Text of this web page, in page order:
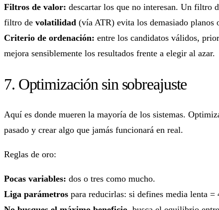
Filtros de valor: descartar los que no interesan. Un filtro
filtro de volatilidad (vía ATR) evita los demasiado planos
Criterio de ordenación: entre los candidatos válidos,
mejora sensiblemente los resultados frente a elegir al azar.
7. Optimización sin sobreajuste
Aquí es donde mueren la mayoría de los sistemas.
pasado y crear algo que jamás funcionará en real.
Reglas de oro:
Pocas variables: dos o tres como mucho.
Liga parámetros para reducirlas: si defines media lenta